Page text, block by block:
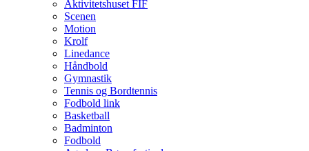
Aktivitetshuset FIF
Scenen
Motion
Krolf
Linedance
Håndbold
Gymnastik
Tennis og Bordtennis
Fodbold link
Basketball
Badminton
Fodbold